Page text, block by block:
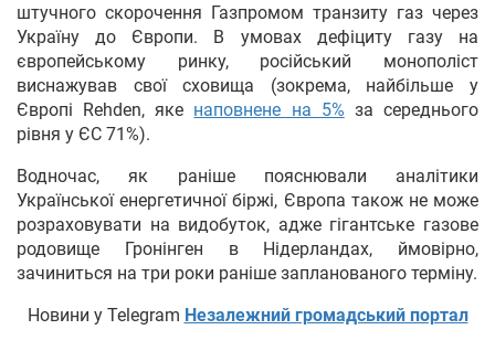
штучного скорочення Газпромом транзиту газ через
Україну до Європи. В умовах дефіциту газу на
європейському ринку, російський монополіст
виснажував свої сховища (зокрема, найбільше у
Європі Rehden, яке наповнене на 5% за середнього
рівня у ЄС 71%).
Водночас, як раніше пояснювали аналітики
Української енергетичної біржі, Європа також не може
розраховувати на видобуток, адже гігантське газове
родовище Гронінген в Нідерландах, ймовірно,
зачиниться на три роки раніше запланованого терміну.
Новини у Telegram Незалежний громадський портал